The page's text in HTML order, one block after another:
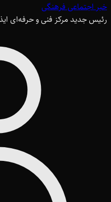
خبر اجتماعی فرهنگی
رئیس جدید مرکز فنی و حرفه‌ای